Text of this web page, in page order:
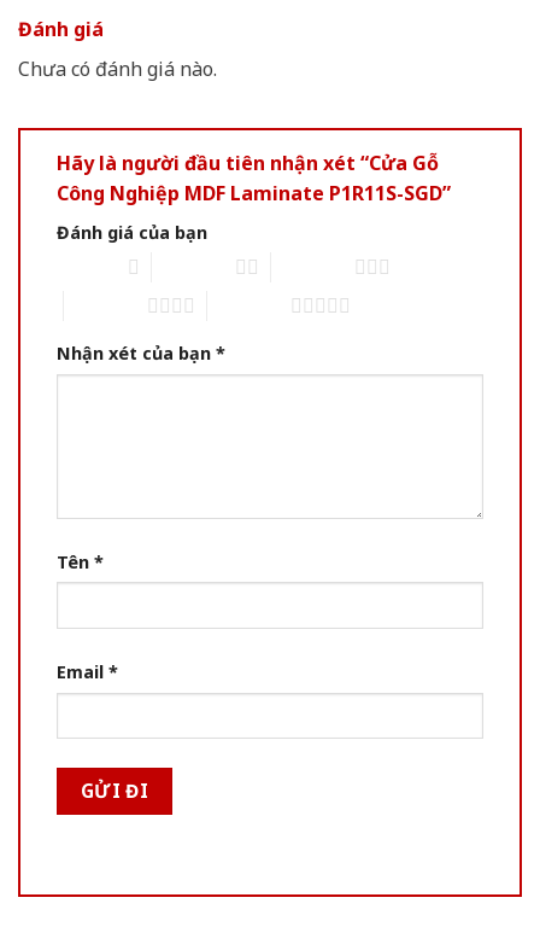
Đánh giá
Chưa có đánh giá nào.
Hãy là người đầu tiên nhận xét “Cửa Gỗ
Công Nghiệp MDF Laminate P1R11S-SGD”
Đánh giá của bạn
Nhận xét của bạn *
Tên *
Email *